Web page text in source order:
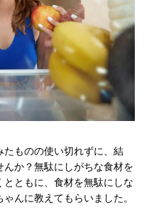
ものの使い切れずに、結
か？無駄にしがちな食材を
とともに、食材を無駄にしな
んに教えてもらいました。